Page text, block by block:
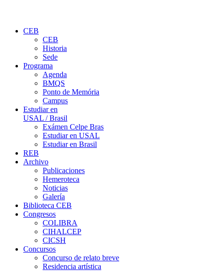
CEB
CEB
Historia
Sede
Programa
Agenda
BMQS
Ponto de Memória
Campus
Estudiar en
USAL / Brasil
Exámen Celpe Bras
Estudiar en USAL
Estudiar en Brasil
REB
Archivo
Publicaciones
Hemeroteca
Noticias
Galería
Biblioteca CEB
Congresos
COLIBRA
CIHALCEP
CICSH
Concursos
Concurso de relato breve
Residencia artística